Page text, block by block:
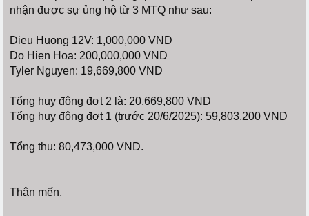
nhận được sự ủng hộ từ 3 MTQ như sau:
Dieu Huong 12V: 1,000,000 VND
Do Hien Hoa: 200,000,000 VND
Tyler Nguyen: 19,669,800 VND
Tổng huy động đợt 2 là: 20,669,800 VND
Tổng huy động đợt 1 (trước 20/6/2025): 59,803,200 VND
Tổng thu: 80,473,000 VND.
Thân mến,